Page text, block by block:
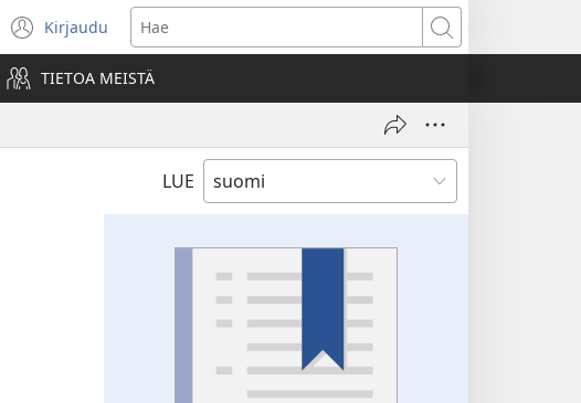
Kirjaudu
(avaa
uuden
ikkunan)
Hae
TIETOA MEISTÄ
LUE